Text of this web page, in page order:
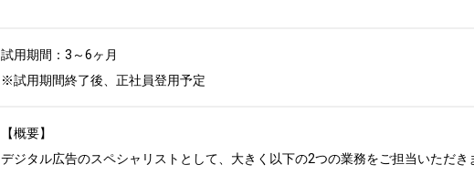
試用期間：3～6ヶ月
※試用期間終了後、正社員登用予定
【概要】
デジタル広告のスペシャリストとして、大きく以下の2つの業務をご担当いただき